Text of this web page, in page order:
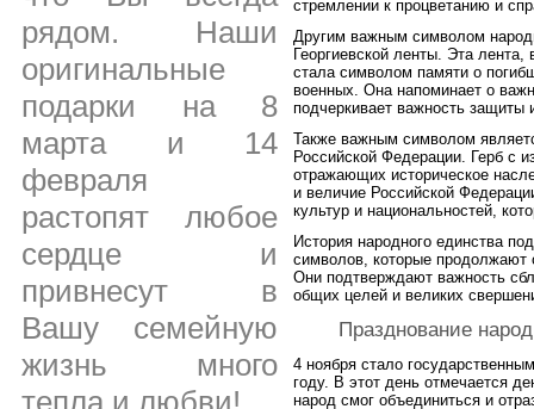
рядом. Наши
оригинальные
подарки на 8
марта и 14
февраля
растопят любое
сердце и
привнесут в
Вашу семейную
жизнь много
тепла и любви!
стремлении к процветанию и
Другим важным символом
Георгиевской ленты. Эта
стала символом памяти о
военных. Она напоминает о
подчеркивает важность защиты
Также важным символом
Российской Федерации. Герб с
отражающих историческое
и величие Российской
культур и национальностей,
История народного единства
символов, которые продолжают
Они подтверждают важность
общих целей и великих
Празднование
4 ноября стало
году. В этот день отмечается
народ смог объединиться и